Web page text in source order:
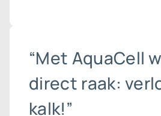
“Met AquaCell
direct raak:
kalk!”